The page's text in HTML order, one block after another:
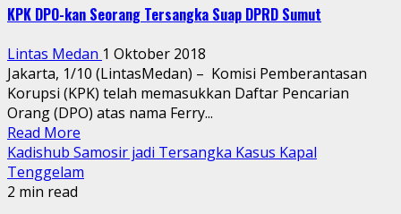
KPK DPO-kan Seorang Tersangka Suap DPRD Sumut
Lintas Medan 1 Oktober 2018
Jakarta, 1/10 (LintasMedan) – Komisi Pemberantasan
Korupsi (KPK) telah memasukkan Daftar Pencarian
Orang (DPO) atas nama Ferry...
Read More
Kadishub Samosir jadi Tersangka Kasus Kapal
Tenggelam
2 min read